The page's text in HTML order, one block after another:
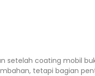
setelah coating mobil
tetapi bagian